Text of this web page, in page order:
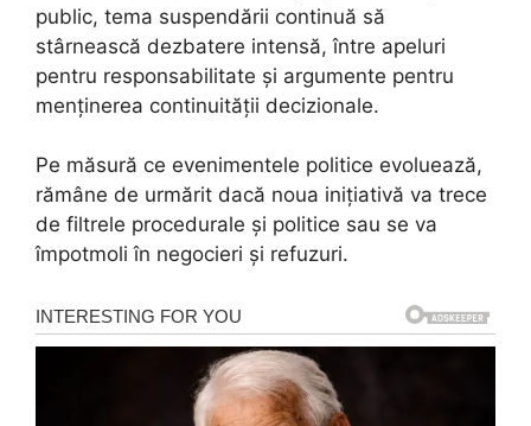
public, tema suspendării continuă să
stârnească dezbatere intensă, între apeluri
pentru responsabilitate și argumente pentru
menținerea continuității decizionale.
Pe măsură ce evenimentele politice evoluează,
rămâne de urmărit dacă noua inițiativă va trece
de filtrele procedurale și politice sau se va
împotmoli în negocieri și refuzuri.